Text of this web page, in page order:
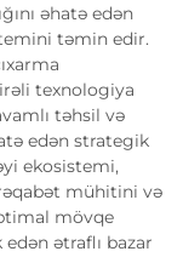
əhatə edən
təmin edir.
texnologiya
təhsil və
edən strategik
ekosistemi,
mühitini və
mövqe
ətraflı bazar